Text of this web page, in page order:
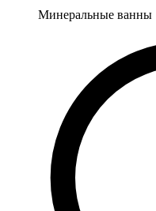
Минеральные ванны